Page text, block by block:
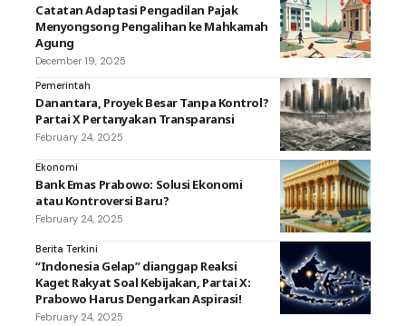
Catatan Adaptasi Pengadilan Pajak
Menyongsong Pengalihan ke Mahkamah
Agung
December 19, 2025
Pemerintah
Danantara, Proyek Besar Tanpa Kontrol?
Partai X Pertanyakan Transparansi
February 24, 2025
Ekonomi
Bank Emas Prabowo: Solusi Ekonomi
atau Kontroversi Baru?
February 24, 2025
Berita Terkini
“Indonesia Gelap” dianggap Reaksi
Kaget Rakyat Soal Kebijakan, Partai X:
Prabowo Harus Dengarkan Aspirasi!
February 24, 2025